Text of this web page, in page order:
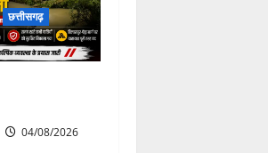
छत्तीसगढ़
04/08/2026